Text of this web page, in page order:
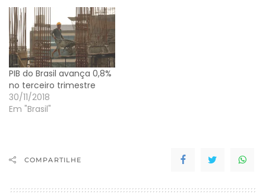
PIB do Brasil avança 0,8%
no terceiro trimestre
30/11/2018
Em "Brasil"
COMPARTILHE